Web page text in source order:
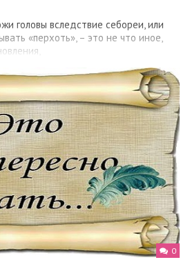
головы вследствие себореи, или
«перхоть», – это не что иное,
0